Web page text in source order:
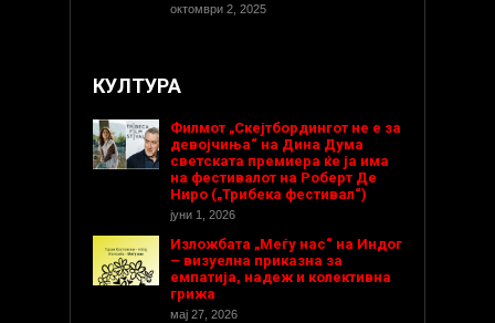
октомври 2, 2025
КУЛТУРА
Филмот „Скејтбордингот не е за
девојчиња“ на Дина Дума
светската премиера ќе ја има
на фестивалот на Роберт Де
Ниро („Трибека фестивал“)
јуни 1, 2026
Изложбата „Меѓу нас“ на Индог
– визуелна приказна за
емпатија, надеж и колективна
грижа
мај 27, 2026